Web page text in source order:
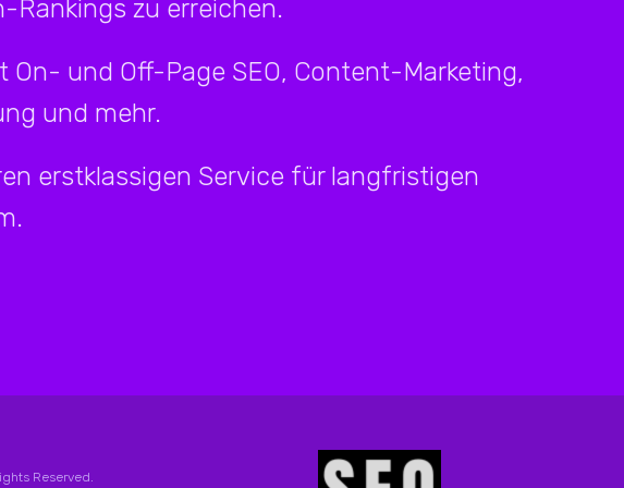
Rankings zu erreichen.
und Off-Page SEO, Content-Marketing,
und mehr.
erstklassigen Service für langfristigen
Reserved.